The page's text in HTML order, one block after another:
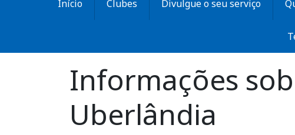
Início Clubes Divulgue o seu serviço
Informações
Uberlândia